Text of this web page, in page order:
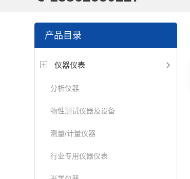
产品目录
仪器仪表
分析仪器
物性测试仪器及设备
测量/计量仪器
行业专用仪器仪表